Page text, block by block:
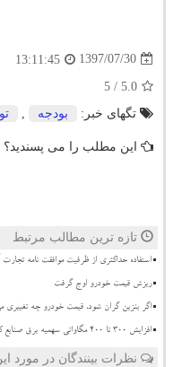
1397/07/30
13:11:45
5.0
/ 5
تگهای خبر:
بودجه ,
این مطلب را می پسندید؟
تازه ترین مطالب مرتبط
استفاده حداکثری از ظرفیت موافقت نامه تجارت
ریزش قیمت خودرو اوج گرفت
اگر بنزین گران شود، قیمت خودرو چه تغییری
افزایش 300 تا 400 مگاواتی سهمیه برق صنایع کوچک
نظرات بینندگان در مورد